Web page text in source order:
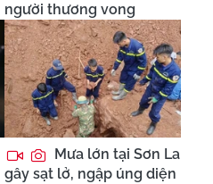
người thương vong
Mưa lớn tại Sơn La
gây sạt lở, ngập úng diện